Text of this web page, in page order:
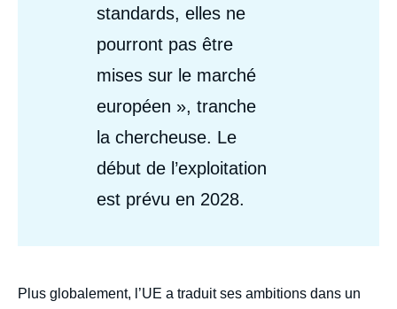
standards, elles ne
pourront pas être
mises sur le marché
européen », tranche
la chercheuse. Le
début de l’exploitation
est prévu en 2028.
body
Plus globalement, l’UE a traduit ses ambitions dans un